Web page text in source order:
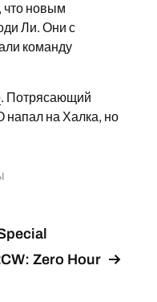
что новым
Ли. Они с
команду
. Потрясающий
напал на Халка, но
Zero Hour